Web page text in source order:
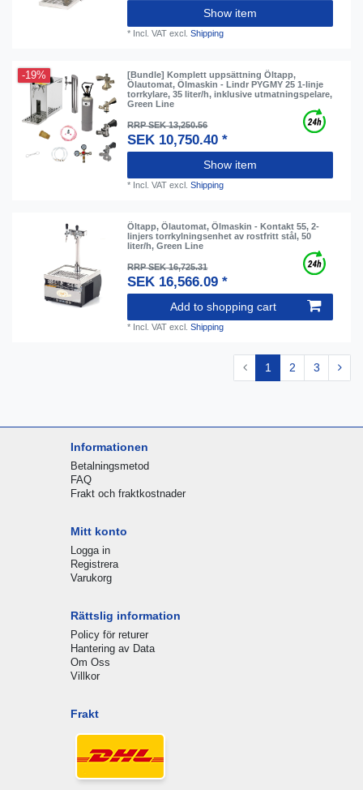
Show item
* Incl. VAT excl.Shipping
-19%
[Bundle] Komplett uppsättning Öltapp,
Ölautomat, Ölmaskin - Lindr PYGMY 25 1-linje
torrkylare, 35 liter/h, inklusive utmatningspelare,
Green Line
RRP SEK 13,250.56
SEK 10,750.40 *
Show item
* Incl. VAT excl.Shipping
Öltapp, Ölautomat, Ölmaskin - Kontakt 55, 2-
linjers torrkylningsenhet av rostfritt stål, 50
liter/h, Green Line
RRP SEK 16,725.31
SEK 16,566.09 *
Add to shopping cart
* Incl. VAT excl.Shipping
1 2 3
Informationen
Betalningsmetod
FAQ
Frakt och fraktkostnader
Mitt konto
Logga in
Registrera
Varukorg
Rättslig information
Policy för returer
Hantering av Data
Om Oss
Villkor
Frakt